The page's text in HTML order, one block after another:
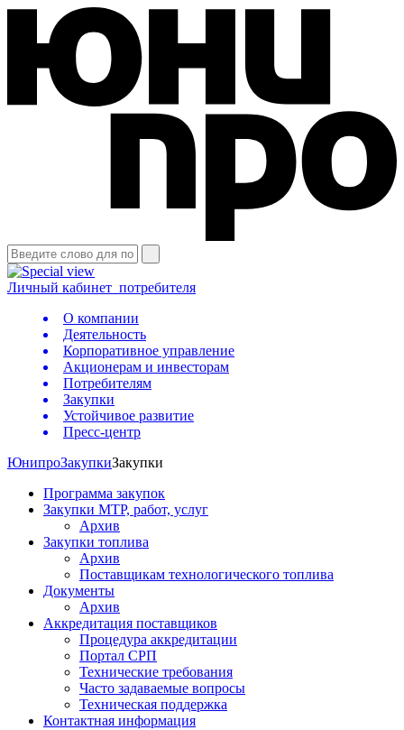
Личный кабинет потребителя
О компании
Деятельность
Корпоративное управление
Акционерам и инвесторам
Потребителям
Закупки
Устойчивое развитие
Пресс-центр
ЮнипроЗакупкиЗакупки
Программа закупок
Закупки МТР, работ, услуг
Архив
Закупки топлива
Архив
Поставщикам технологического топлива
Документы
Архив
Аккредитация поставщиков
Процедура аккредитации
Портал СРП
Технические требования
Часто задаваемые вопросы
Техническая поддержка
Контактная информация